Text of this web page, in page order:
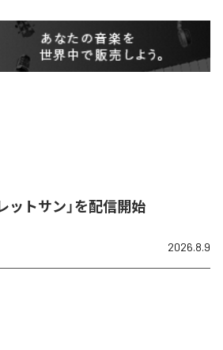
ットサン」を配信開始
2026.8.9